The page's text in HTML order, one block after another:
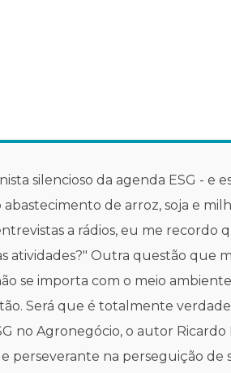
silencioso da agenda ESG - e
de arroz, soja e
a rádios, eu me
Outra questão que
se importa com o meio
Será que é totalmente
no Agronegócio, o autor
perseverante na perseguição